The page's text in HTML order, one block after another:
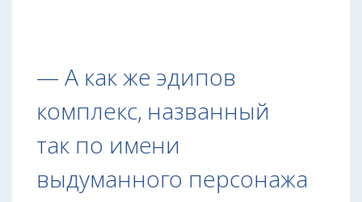
— А как же эдипов
комплекс, названный
так по имени
выдуманного персонажа